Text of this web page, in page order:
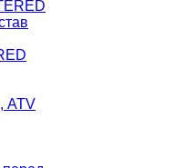
ATV